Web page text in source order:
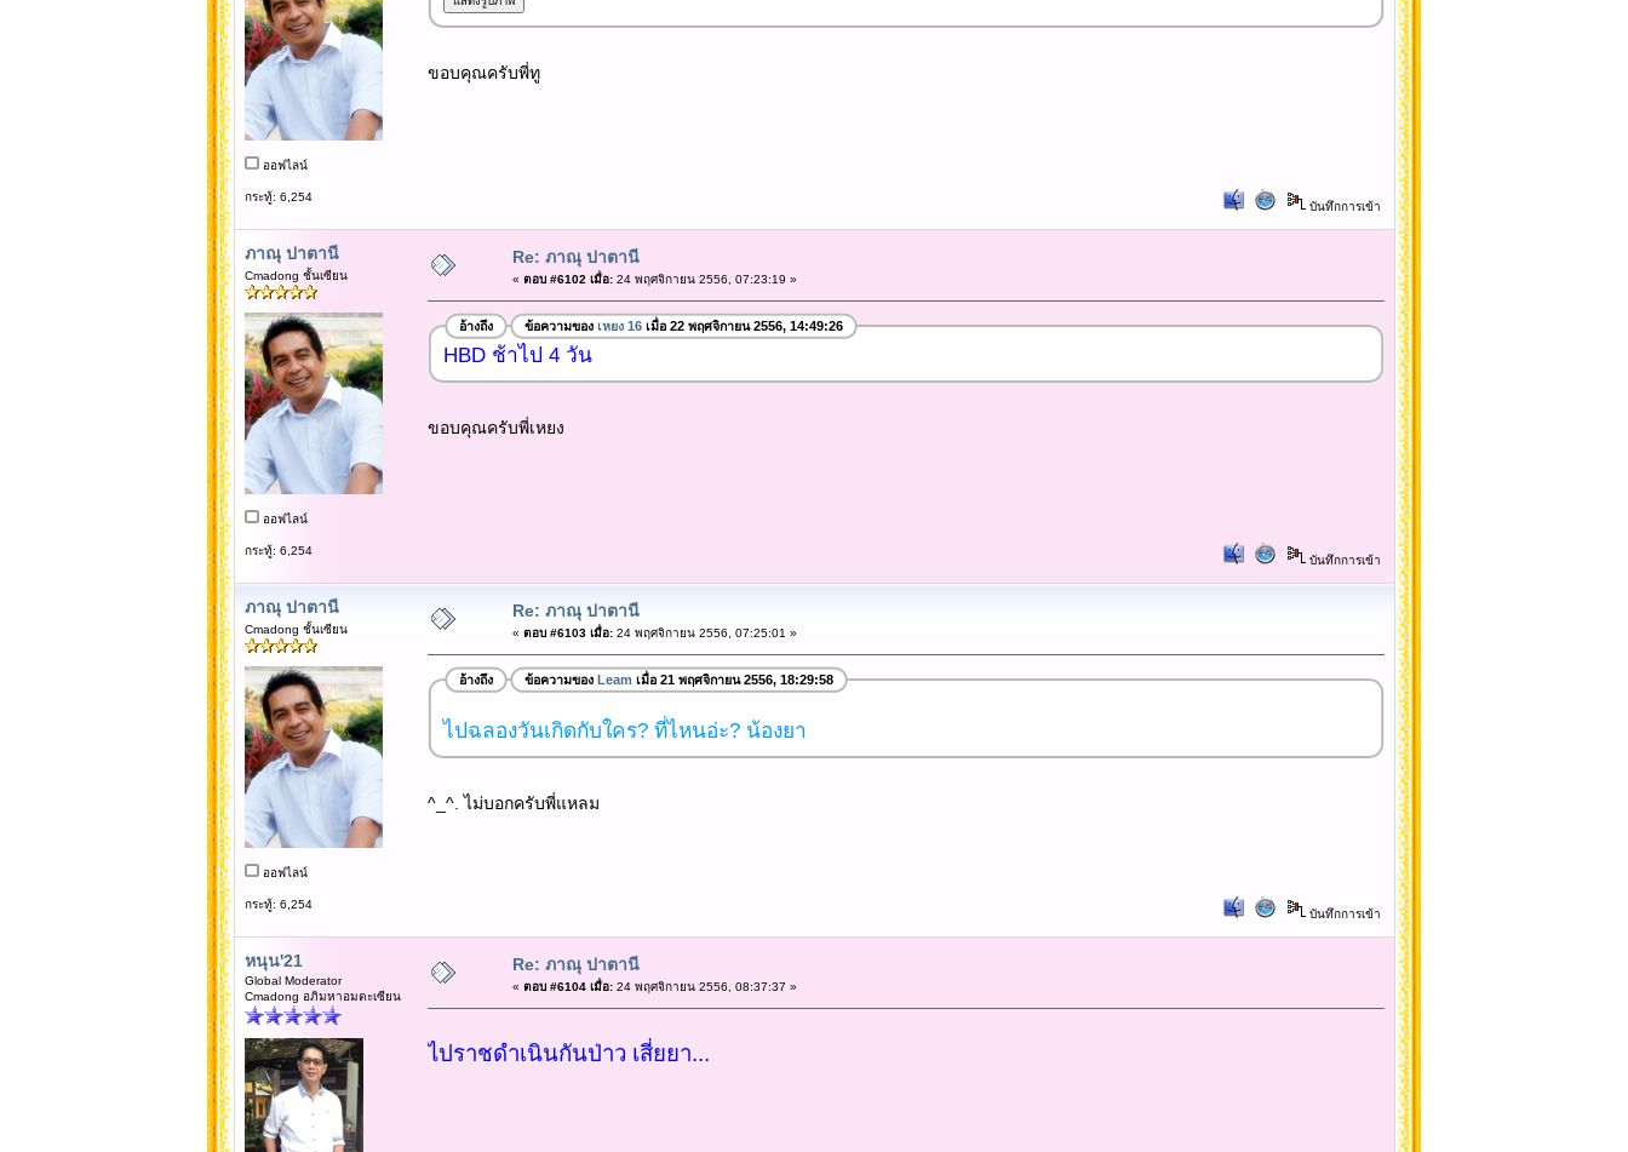
ออฟไลน์
กระทู้: 6,254
ขอบคุณครับพี่ทู
บันทึกการเข้า
ภาณุ ปาตานี
Cmadong ชั้นเซียน
ออฟไลน์
กระทู้: 6,254
Re: ภาณุ ปาตานี
« ตอบ #6102 เมื่อ:24 พฤศจิกายน 2556, 07:23:19 »
อ้างถึง ข้อความของ เหยง 16เมื่อ 22 พฤศจิกายน 2556, 14:49:26
HBD ช้าไป 4 วัน
ขอบคุณครับพี่เหยง
บันทึกการเข้า
ภาณุ ปาตานี
Cmadong ชั้นเซียน
ออฟไลน์
กระทู้: 6,254
Re: ภาณุ ปาตานี
« ตอบ #6103 เมื่อ:24 พฤศจิกายน 2556, 07:25:01 »
อ้างถึง ข้อความของ Leam เมื่อ 21 พฤศจิกายน 2556, 18:29:58
ไปฉลองวันเกิดกับใคร? ที่ไหนอ่ะ? น้องยา
^_^. ไม่บอกครับพี่แหลม
บันทึกการเข้า
หนุน'21
Global Moderator
Cmadong อภิมหาอมตะเซียน
Re: ภาณุ ปาตานี
« ตอบ #6104 เมื่อ:24 พฤศจิกายน 2556, 08:37:37 »
ไปราชดำเนินกันป่าว เสี่ยยา...